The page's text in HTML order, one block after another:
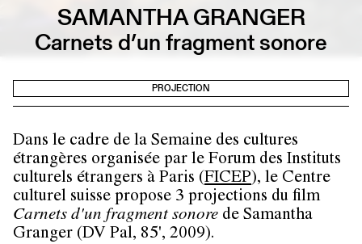
SAMANTHA GRANGER
Carnets d’un fragment sonore
PROJECTION
Dans le cadre de la Semaine des cultures
étrangères organisée par le Forum des Instituts
culturels étrangers à Paris (FICEP), le Centre
culturel suisse propose 3 projections du film
Carnets d'un fragment sonore de Samantha
Granger (DV Pal, 85', 2009).